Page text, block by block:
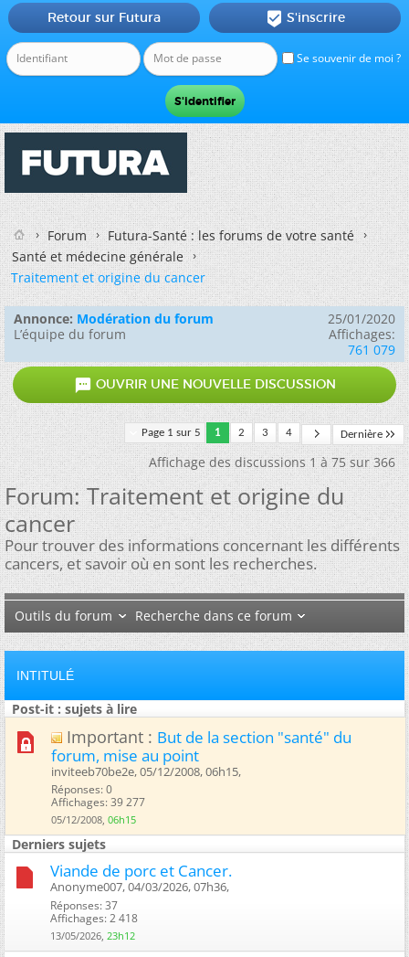
Se souvenir de moi ?
Retour sur Futura  S'inscrire
Forum
Futura-Santé : les forums de votre santé
Santé et médecine générale
Traitement et origine du cancer
Annonce: Modération du forum
L’équipe du forum
25/01/2020
Affichages:
761 079
 OUVRIR UNE NOUVELLE DISCUSSION
Page 1 sur 5 1 2 3 4 Dernière
Affichage des discussions 1 à 75 sur 366
Forum:Traitement et origine du
cancer
Pour trouver des informations concernant les différents
cancers, et savoir où en sont les recherches.
Outils du forum Recherche dans ce forum
INTITULÉ
Post-it : sujets à lire
Important : But de la section "santé" du
forum, mise au point
inviteeb70be2e, 05/12/2008, 06h15, ‎
Réponses: 0
Affichages: 39 277
05/12/2008, 06h15
Derniers sujets
Viande de porc et Cancer.
Anonyme007, 04/03/2026, 07h36, ‎
Réponses: 37
Affichages: 2 418
13/05/2026, 23h12